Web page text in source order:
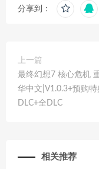
分享到：
上一篇
最终幻想7 核心危机
华中文|V1.0.3+预购特
DLC+全DLC
相关推荐